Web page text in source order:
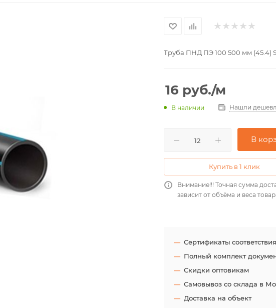
Труба ПНД ПЭ 100 500 мм (45.4)
16 руб./м
В наличии Нашли
В
Купить в 1 клик
Внимание!!! Точная сумма
зависит от объёма и веса
Сертификаты соответствия
Полный комплект
Скидки оптовикам
Самовывоз со склада в
Доставка на объект